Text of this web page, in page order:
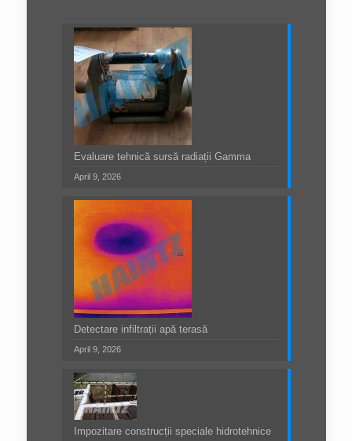
Evaluare tehnică sursă radiații Gamma
April 9, 2026
Detectare infiltrații apă terasă
April 9, 2026
Impozitare construcții speciale hidrotehnice